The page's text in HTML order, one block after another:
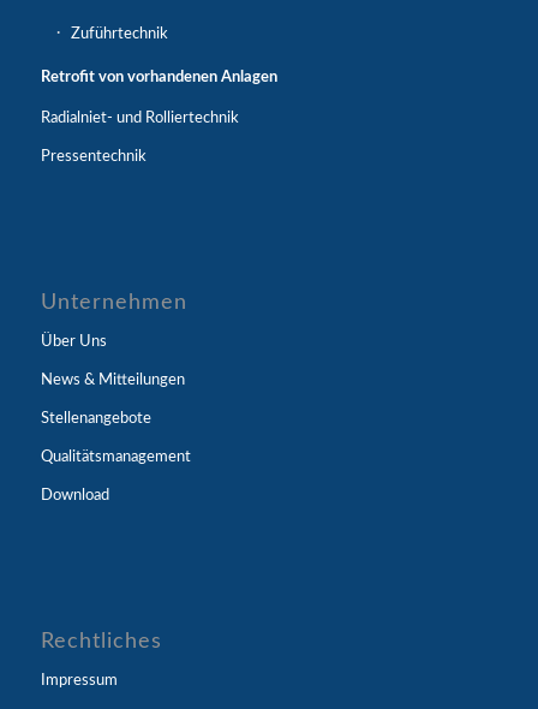
Zuführtechnik
Retrofit von vorhandenen Anlagen
Radialniet- und Rolliertechnik
Pressentechnik
Unternehmen
Über Uns
News & Mitteilungen
Stellenangebote
Qualitätsmanagement
Download
Rechtliches
Impressum